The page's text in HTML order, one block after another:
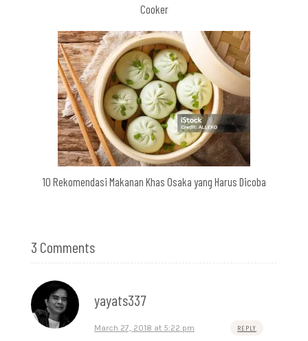
Cooker
10 Rekomendasi Makanan Khas Osaka yang Harus Dicoba
3 Comments
yayats337
March 27, 2018 at 5:22 pm REPLY